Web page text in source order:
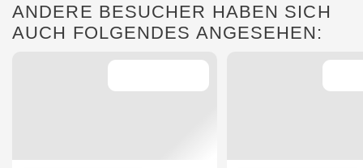
ANDERE BESUCHER HABEN SICH
AUCH FOLGENDES ANGESEHEN: